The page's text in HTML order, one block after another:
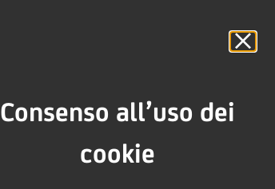
Consenso all’uso dei
cookie